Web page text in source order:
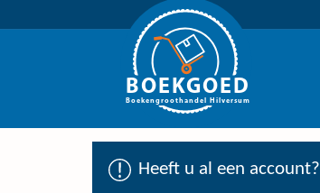
BOEKGOED
Boekengroothandel Hilversum
Heeft u al een account?